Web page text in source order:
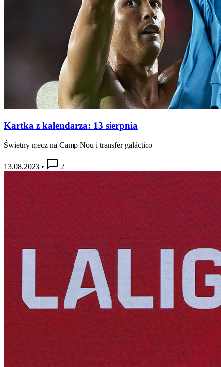
Kartka z kalendarza: 13 sierpnia
Świetny mecz na Camp Nou i transfer galáctico
13.08.2023 • 2